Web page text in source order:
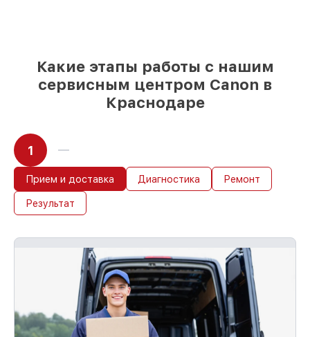
Какие этапы работы с нашим
сервисным центром Canon в
Краснодаре
1
Прием и доставка Диагностика Ремонт
Результат